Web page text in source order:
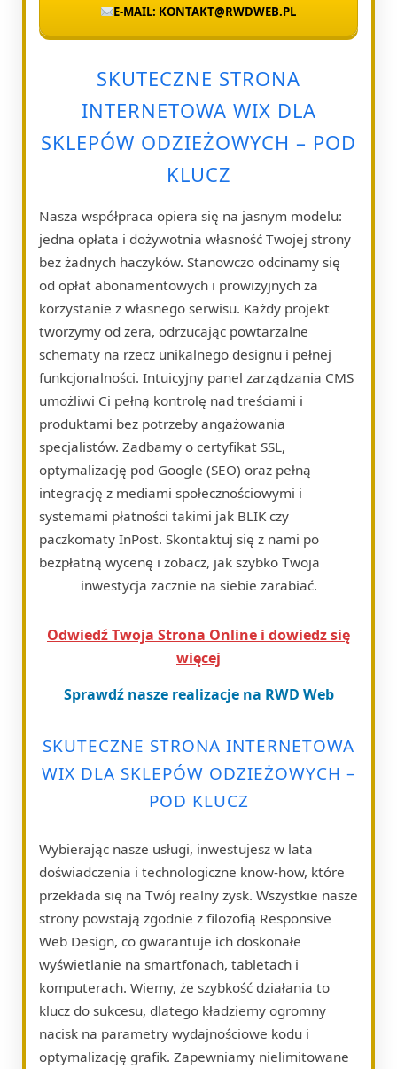
E-MAIL: KONTAKT@RWDWEB.PL
SKUTECZNE STRONA
INTERNETOWA WIX DLA
SKLEPÓW ODZIEŻOWYCH – POD
KLUCZ
Nasza współpraca opiera się na jasnym modelu:
jedna opłata i dożywotnia własność Twojej strony
bez żadnych haczyków. Stanowczo odcinamy się
od opłat abonamentowych i prowizyjnych za
korzystanie z własnego serwisu. Każdy projekt
tworzymy od zera, odrzucając powtarzalne
schematy na rzecz unikalnego designu i pełnej
funkcjonalności. Intuicyjny panel zarządzania CMS
umożliwi Ci pełną kontrolę nad treściami i
produktami bez potrzeby angażowania
specjalistów. Zadbamy o certyfikat SSL,
optymalizację pod Google (SEO) oraz pełną
integrację z mediami społecznościowymi i
systemami płatności takimi jak BLIK czy
paczkomaty InPost. Skontaktuj się z nami po
bezpłatną wycenę i zobacz, jak szybko Twoja
inwestycja zacznie na siebie zarabiać.
Odwiedź Twoja Strona Online i dowiedz się
więcej
Sprawdź nasze realizacje na RWD Web
SKUTECZNE STRONA INTERNETOWA
WIX DLA SKLEPÓW ODZIEŻOWYCH –
POD KLUCZ
Wybierając nasze usługi, inwestujesz w lata
doświadczenia i technologiczne know-how, które
przekłada się na Twój realny zysk. Wszystkie nasze
strony powstają zgodnie z filozofią Responsive
Web Design, co gwarantuje ich doskonałe
wyświetlanie na smartfonach, tabletach i
komputerach. Wiemy, że szybkość działania to
klucz do sukcesu, dlatego kładziemy ogromny
nacisk na parametry wydajnościowe kodu i
optymalizację grafik. Zapewniamy nielimitowane